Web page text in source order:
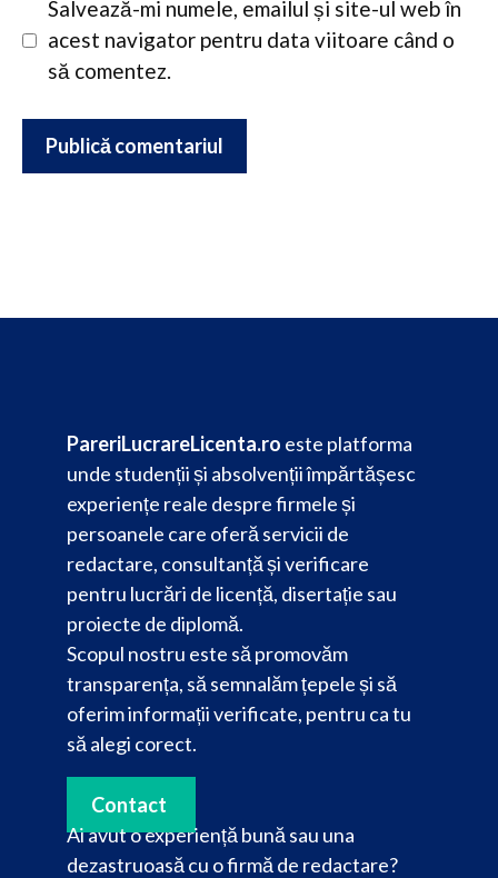
Salvează-mi numele, emailul și site-ul web în
acest navigator pentru data viitoare când o
să comentez.
PareriLucrareLicenta.ro este platforma
unde studenții și absolvenții împărtășesc
experiențe reale despre firmele și
persoanele care oferă servicii de
redactare, consultanță și verificare
pentru lucrări de licență, disertație sau
proiecte de diplomă.
Scopul nostru este să promovăm
transparența, să semnalăm țepele și să
oferim informații verificate, pentru ca tu
să alegi corect.
Contact
Ai avut o experiență bună sau una
dezastruoasă cu o firmă de redactare?